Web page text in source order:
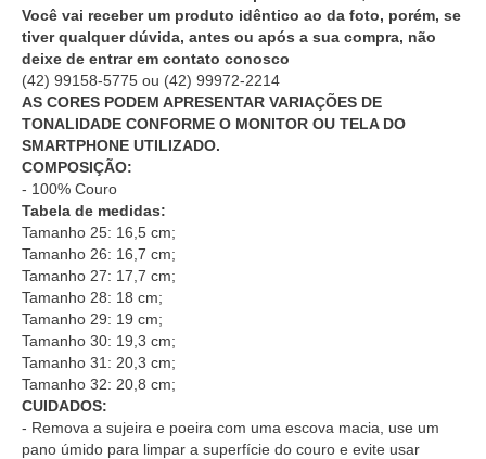
Você vai receber um produto idêntico ao da foto, porém, se
tiver qualquer dúvida, antes ou após a sua compra, não
deixe de entrar em contato conosco
(42) 99158-5775 ou (42) 99972-2214
AS CORES PODEM APRESENTAR VARIAÇÕES DE
TONALIDADE CONFORME O MONITOR OU TELA DO
SMARTPHONE UTILIZADO.
COMPOSIÇÃO:
- 100% Couro
Tabela de medidas:
Tamanho 25: 16,5 cm;
Tamanho 26: 16,7 cm;
Tamanho 27: 17,7 cm;
Tamanho 28: 18 cm;
Tamanho 29: 19 cm;
Tamanho 30: 19,3 cm;
Tamanho 31: 20,3 cm;
Tamanho 32: 20,8 cm;
CUIDADOS:
- Remova a sujeira e poeira com uma escova macia, use um
pano úmido para limpar a superfície do couro e evite usar